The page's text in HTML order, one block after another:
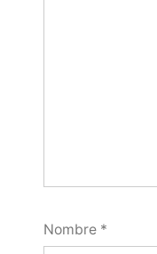
Nombre *